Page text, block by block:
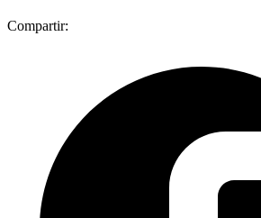
Compartir: